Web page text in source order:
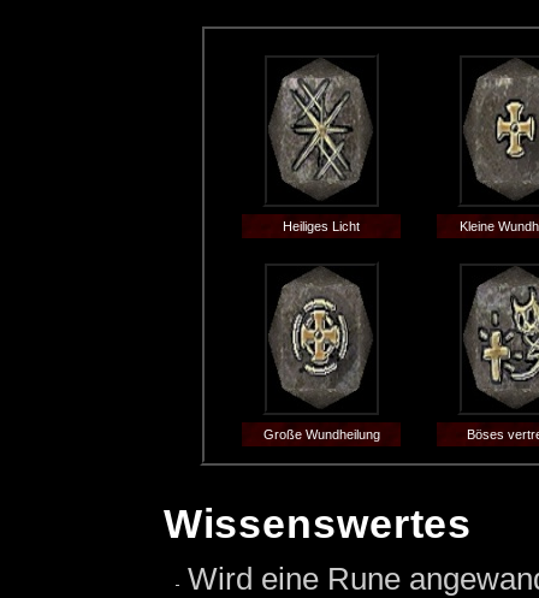
Heiliges Licht Kleine
Große Wundheilung Böses
Wissenswertes
Wird eine Rune